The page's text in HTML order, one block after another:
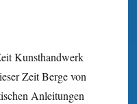
Kunst­hand­werk
Zeit Berge von
Anleitungen